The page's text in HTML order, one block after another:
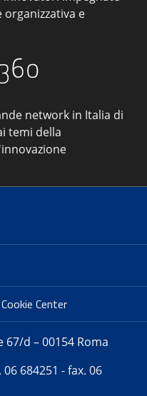
e
network in Italia di
temi della
Cookie Center
67/d – 00154 Roma
06 684251 - fax. 06